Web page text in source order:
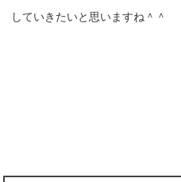
していきたいと思いますね＾＾